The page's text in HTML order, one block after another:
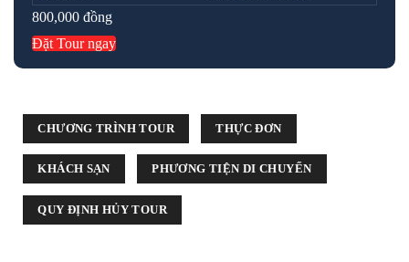
800,000 đồng
Đặt Tour ngay
CHƯƠNG TRÌNH TOUR THỰC ĐƠN
KHÁCH SẠN PHƯƠNG TIỆN DI CHUYỂN
QUY ĐỊNH HỦY TOUR